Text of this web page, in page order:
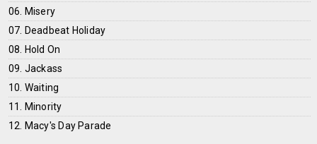
06. Misery
07. Deadbeat Holiday
08. Hold On
09. Jackass
10. Waiting
11. Minority
12. Macy's Day Parade